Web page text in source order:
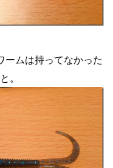
ームは持ってなかった
。